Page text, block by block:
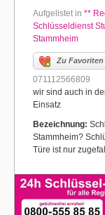
Aufgelistet in **
Schlüsseldienst
Stammheim
Zu
071112566809
wir sind auch in
Einsatz
Bezeichnung:
Stammheim?
Türe ist nur